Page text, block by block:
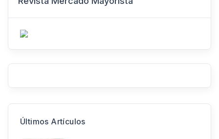
Últimos Artículos